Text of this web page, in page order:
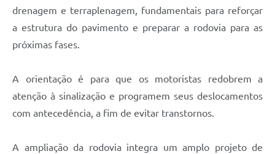
drenagem e terraplenagem, fundamentais para reforçar
a estrutura do pavimento e preparar a rodovia para as
próximas fases.
A orientação é para que os motoristas redobrem a
atenção à sinalização e programem seus deslocamentos
com antecedência, a fim de evitar transtornos.
A ampliação da rodovia integra um amplo projeto de